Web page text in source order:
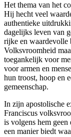
Het thema van het
Hij hecht veel
authentieke
dagelijks leven van
rijke en waardevolle
Volksvroomheid
toegankelijk voor
voor armen en
hun troost, hoop en
gemeenschap.
In zijn apostolische
Franciscus
is volgens hem
een manier biedt